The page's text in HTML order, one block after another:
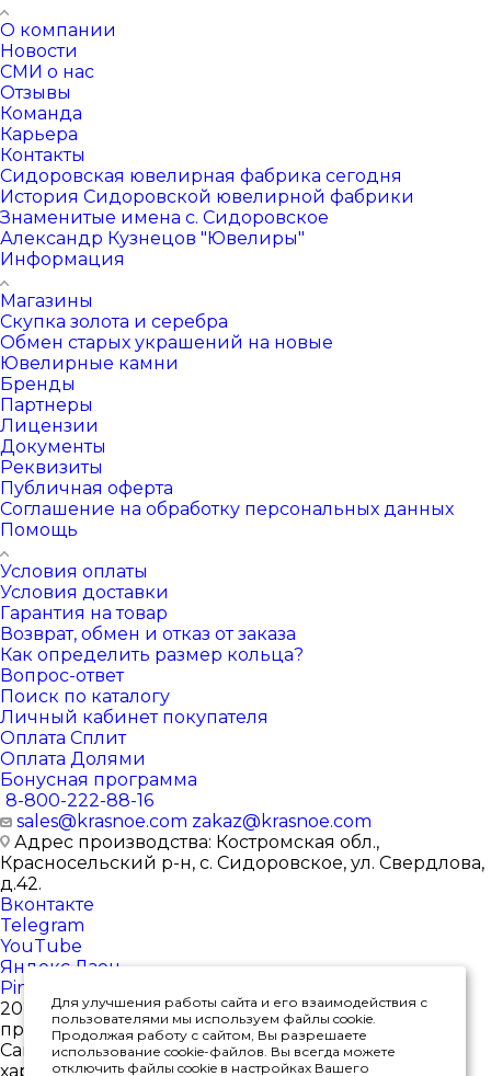
О компании
Новости
СМИ о нас
Отзывы
Команда
Карьера
Контакты
Сидоровская ювелирная фабрика сегодня
История Сидоровской ювелирной фабрики
Знаменитые имена с. Сидоровское
Александр Кузнецов "Ювелиры"
Информация
Магазины
Скупка золота и серебра
Обмен старых украшений на новые
Ювелирные камни
Бренды
Партнеры
Лицензии
Документы
Реквизиты
Публичная оферта
Соглашение на обработку персональных данных
Помощь
Условия оплаты
Условия доставки
Гарантия на товар
Возврат, обмен и отказ от заказа
Как определить размер кольца?
Вопрос-ответ
Поиск по каталогу
Личный кабинет покупателя
Оплата Сплит
Оплата Долями
Бонусная программа
8-800-222-88-16
sales@krasnoe.com zakaz@krasnoe.com
Адрес производства: Костромская обл.,
Красносельский р-н, с. Сидоровское, ул. Свердлова,
д.42.
Вконтакте
Telegram
YouTube
Яндекс.Дзен
Pinterest
2026 © Интернет-магазин ювелирных изделий от
производителя
Сайт носит исключительно информационный
характер, и ни при каких условиях не является
Для улучшения работы сайта и его взаимодействия с
пользователями мы используем файлы cookie.
Продолжая работу с сайтом, Вы разрешаете
использование cookie-файлов. Вы всегда можете
отключить файлы cookie в настройках Вашего